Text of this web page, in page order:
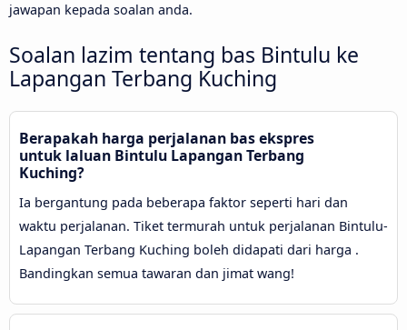
jawapan kepada soalan anda.
Soalan lazim tentang bas Bintulu ke
Lapangan Terbang Kuching
Berapakah harga perjalanan bas ekspres
untuk laluan Bintulu Lapangan Terbang
Kuching?
Ia bergantung pada beberapa faktor seperti hari dan
waktu perjalanan. Tiket termurah untuk perjalanan Bintulu-
Lapangan Terbang Kuching boleh didapati dari harga .
Bandingkan semua tawaran dan jimat wang!